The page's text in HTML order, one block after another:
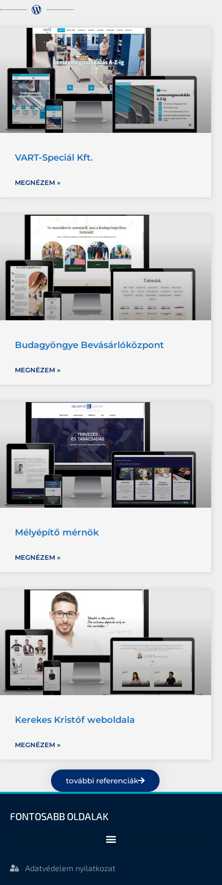
VART-Speciál Kft.
MEGNÉZEM »
Budagyöngye Bevásárlóközpont
MEGNÉZEM »
Mélyépítő mérnök
MEGNÉZEM »
Kerekes Kristóf weboldala
MEGNÉZEM »
további referenciák
FONTOSABB OLDALAK
Adatvédelem nyilatkozat